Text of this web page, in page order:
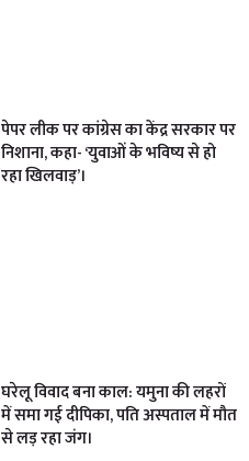
पेपर लीक पर कांग्रेस का केंद्र सरकार पर
निशाना, कहा- ‘युवाओं के भविष्य से हो
रहा खिलवाड़’।
घरेलू विवाद बना काल: यमुना की लहरों
में समा गई दीपिका, पति अस्पताल में मौत
से लड़ रहा जंग।